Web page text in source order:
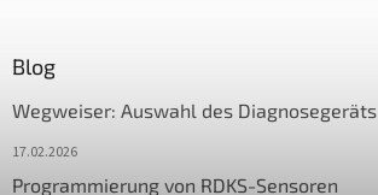
Blog
Wegweiser: Auswahl des Diagnosegeräts
17.02.2026
Programmierung von RDKS-Sensoren